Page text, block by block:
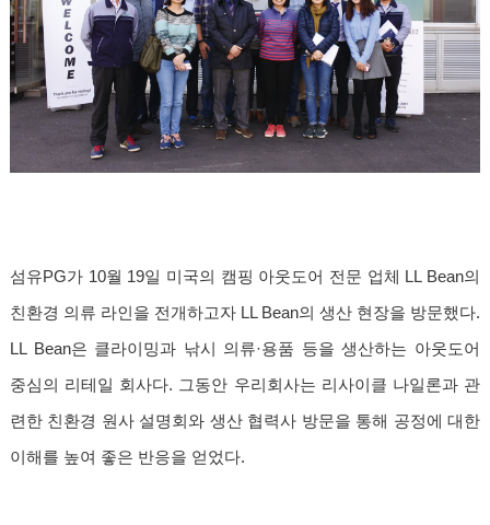
섬유PG가 10월 19일 미국의 캠핑 아웃도어 전문 업체 LL Bean의
친환경 의류 라인을 전개하고자 LL Bean의 생산 현장을 방문했다.
LL Bean은 클라이밍과 낚시 의류·용품 등을 생산하는 아웃도어
중심의 리테일 회사다. 그동안 우리회사는 리사이클 나일론과 관
련한 친환경 원사 설명회와 생산 협력사 방문을 통해 공정에 대한
이해를 높여 좋은 반응을 얻었다.